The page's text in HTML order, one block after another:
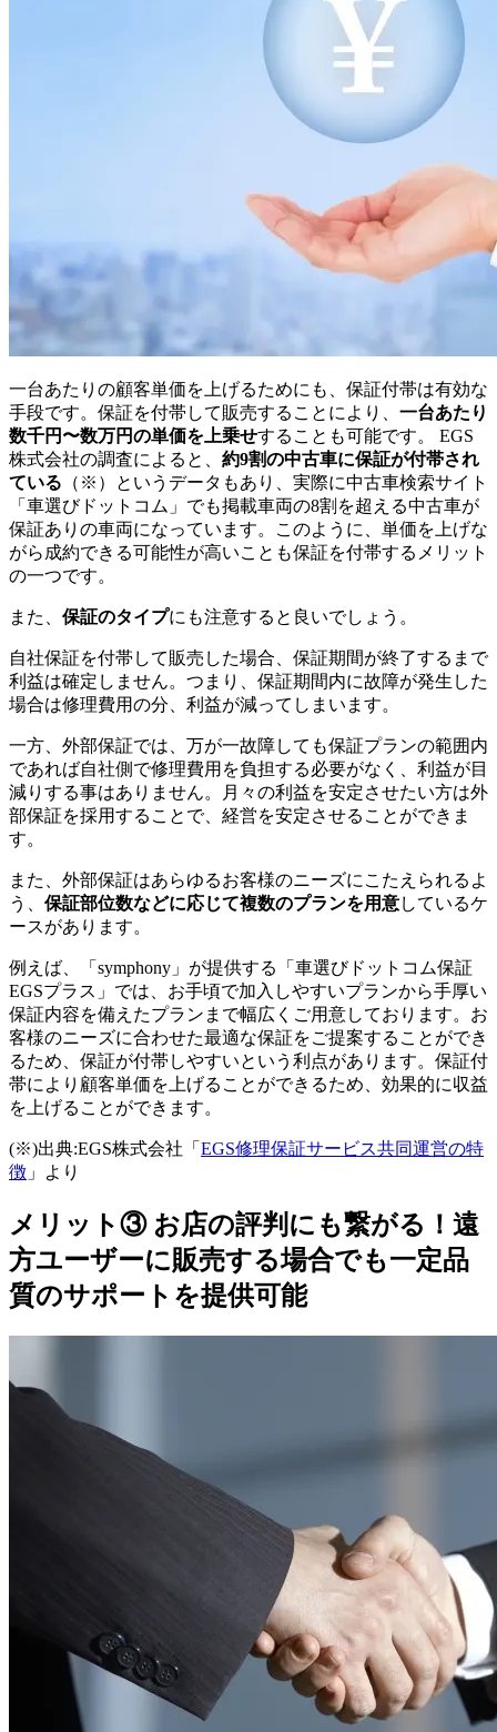
一台あたりの顧客単価を上げるためにも、保証付帯は有効な
手段です。保証を付帯して販売することにより、 一台あたり
数千円〜数万円の単価を上乗せすることも可能です。 EGS
株式会社の調査によると、 約9割の中古車に保証が付帯され
ている （※）というデータもあり、実際に中古車検索サイト
「車選びドットコム」でも掲載車両の8割を超える中古車が
保証ありの車両になっています。このように、単価を上げな
がら成約できる可能性が高いことも保証を付帯するメリット
の一つです。
また、 保証のタイプにも注意すると良いでしょう。
自社保証を付帯して販売した場合、保証期間が終了するまで
利益は確定しません。つまり、保証期間内に故障が発生した
場合は修理費用の分、利益が減ってしまいます。
一方、外部保証では、万が一故障しても保証プランの範囲内
であれば自社側で修理費用を負担する必要がなく、利益が目
減りする事はありません。月々の利益を安定させたい方は外
部保証を採用することで、経営を安定させることができま
す。
また、外部保証はあらゆるお客様のニーズにこたえられるよ
う、 保証部位数などに応じて複数のプランを用意しているケ
ースがあります。
例えば、「symphony」が提供する「車選びドットコム保証
EGSプラス」では、お手頃で加入しやすいプランから手厚い
保証内容を備えたプランまで幅広くご用意しております。お
客様のニーズに合わせた最適な保証をご提案することができ
るため、保証が付帯しやすいという利点があります。保証付
帯により顧客単価を上げることができるため、効果的に収益
を上げることができます。
(※)出典:EGS株式会社「 EGS修理保証サービス共同運営の特
徴 」より
メリット③ お店の評判にも繋がる！遠
方ユーザーに販売する場合でも一定品
質のサポートを提供可能